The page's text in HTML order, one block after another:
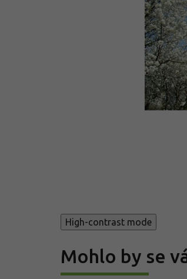
High-contrast mode
Mohlo by se